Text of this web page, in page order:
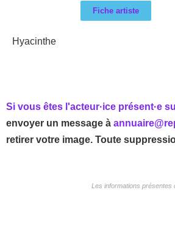
Fiche artiste
Hyacinthe
Si vous êtes l'acteur·ice présent·e
envoyer un message à
retirer votre image. Toute
Les informations présentes